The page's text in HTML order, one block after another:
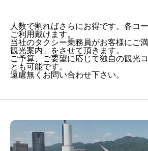
人数で割ればさらにお得です。各コ
ご利用戴けます。
当社のタクシー乗務員がお客様にご
観光案内」をさせて頂きます。
ご予算、ご要望に応じて独自の観光
とも可能です。
遠慮無くお問い合わせ下さい。